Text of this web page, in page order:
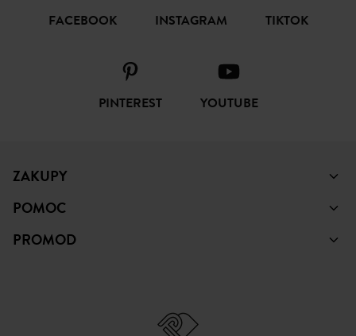
FACEBOOK INSTAGRAM TIKTOK
PINTEREST YOUTUBE
ZAKUPY
POMOC
PROMOD